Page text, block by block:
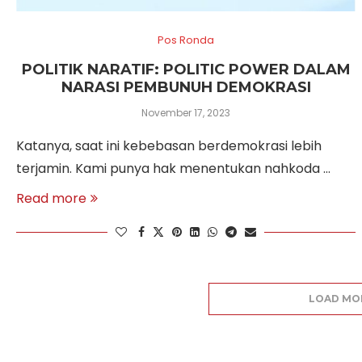
Pos Ronda
POLITIK NARATIF: POLITIC POWER DALAM
NARASI PEMBUNUH DEMOKRASI
November 17, 2023
Katanya, saat ini kebebasan berdemokrasi lebih
terjamin. Kami punya hak menentukan nahkoda …
Read more
LOAD